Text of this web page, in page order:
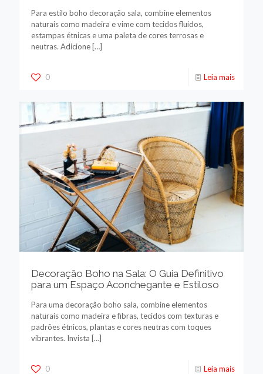
Para estilo boho decoração sala, combine elementos
naturais como madeira e vime com tecidos fluidos,
estampas étnicas e uma paleta de cores terrosas e
neutras. Adicione […]
0 Leia mais
Decoração Boho na Sala: O Guia Definitivo
para um Espaço Aconchegante e Estiloso
Para uma decoração boho sala, combine elementos
naturais como madeira e fibras, tecidos com texturas e
padrões étnicos, plantas e cores neutras com toques
vibrantes. Invista […]
0 Leia mais